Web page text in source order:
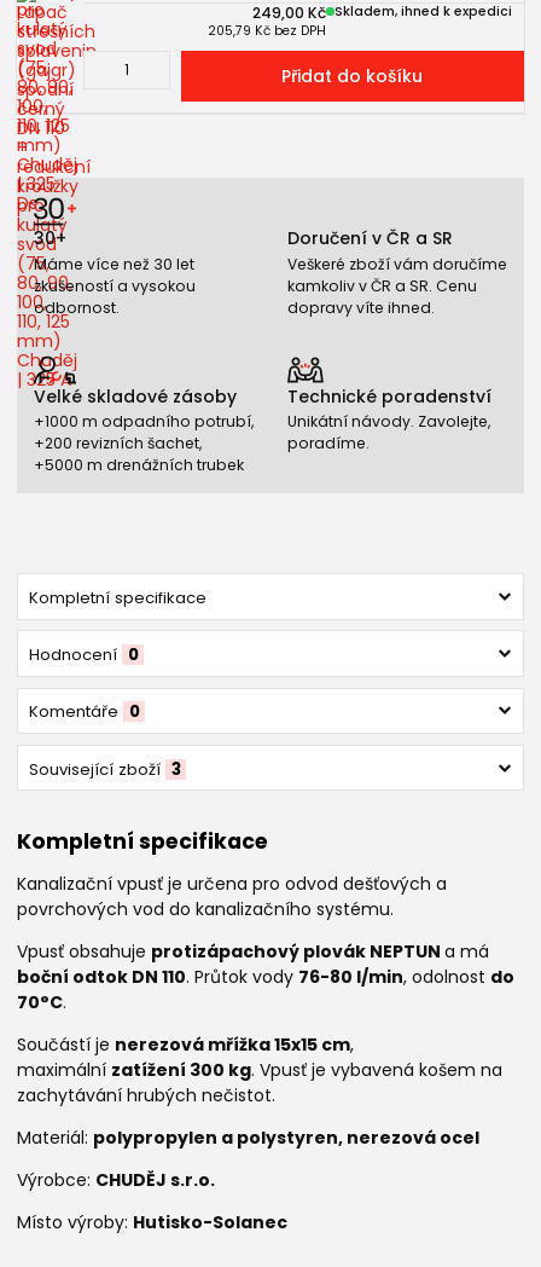
249,00 Kč
205,79 Kč bez DPH
Skladem, ihned k expedici
Přidat do košíku
30+
Máme více než 30 let
zkušeností a vysokou
odbornost.
Doručení v ČR a SR
Veškeré zboží vám doručíme
kamkoliv v ČR a SR. Cenu
dopravy víte ihned.
Velké skladové zásoby
+1000 m odpadního potrubí,
+200 revizních šachet,
+5000 m drenážních trubek
Technické poradenství
Unikátní návody. Zavolejte,
poradíme.
Kompletní specifikace
Hodnocení 0
Komentáře 0
Související zboží 3
Kompletní specifikace
Kanalizační vpusť je určena pro odvod dešťových a
povrchových vod do kanalizačního systému.
Vpusť obsahuje protizápachový plovák NEPTUN a má
boční odtok DN 110. Průtok vody 76-80 l/min, odolnost do
70°C.
Součástí je nerezová mřížka 15x15 cm,
maximální zatížení 300 kg. Vpusť je vybavená košem na
zachytávání hrubých nečistot.
Materiál: polypropylen a polystyren, nerezová ocel
Výrobce: CHUDĚJ s.r.o.
Místo výroby: Hutisko-Solanec